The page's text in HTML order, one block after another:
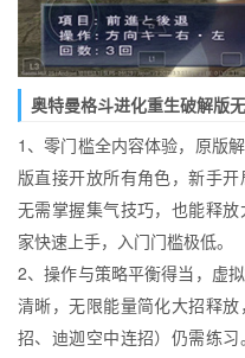
奥特曼格斗进化重生破解版
1、零门槛全内容体验，原版
版直接开放所有角色，新手
无需掌握集气技巧，也能释
家快速上手，入门门槛极低。
2、操作与策略平衡得当，虚
清晰，无限能量简化大招释
招、迪迦空中连招）仍需练